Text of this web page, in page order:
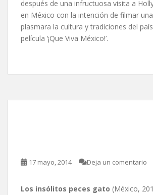
después de una infructuosa visita a
en México con la intención de filmar
plasmara la cultura y tradiciones del
película ‘¡Que Viva México!’.
17 mayo, 2014 Deja un comentario
Los insólitos peces gato (México,